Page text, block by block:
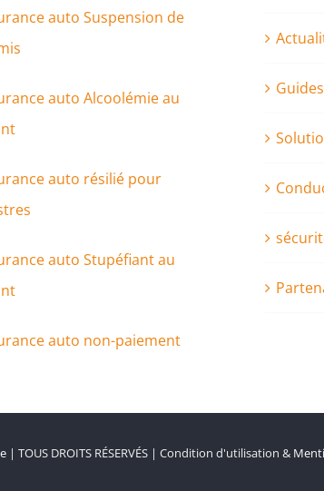
auto Suspension de
auto Alcoolémie au
auto résilié pour
auto Stupéfiant au
auto non-paiement
| TOUS DROITS RÉSERVÉS | Condition d'utilisation &